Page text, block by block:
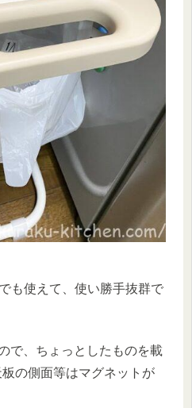
も使えて、使い勝手抜群で
で、ちょっとしたものを載
の側面等はマグネットが